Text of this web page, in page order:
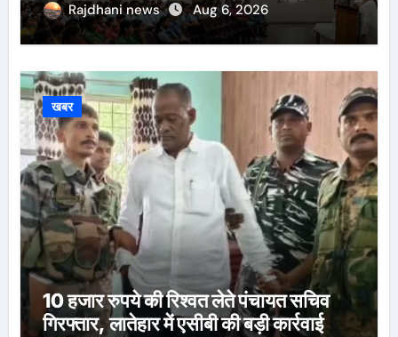
Rajdhani news Aug 6, 2026
खबर
10 हजार रुपये की रिश्वत लेते पंचायत सचिव
गिरफ्तार, लातेहार में एसीबी की बड़ी कार्रवाई